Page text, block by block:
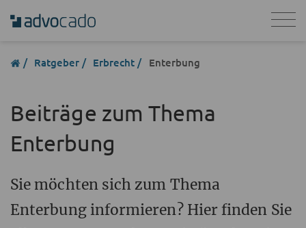
Ratgeber Erbrecht Enterbung
Beiträge zum Thema
Enterbung
Sie möchten sich zum Thema
Enterbung informieren? Hier finden Sie